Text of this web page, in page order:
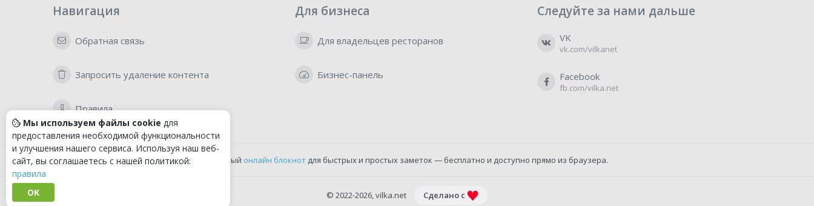
Навигация
Обратная связь
Запросить удаление контента
Правила
Для бизнеса
Для владельцев ресторанов
Бизнес-панель
Следуйте за нами дальше
VK
vk.com/vilkanet
Facebook
fb.com/vilka.net
Удобный онлайн блокнотдля быстрых и простых заметок — бесплатно и доступно прямо из браузера.
© 2022-2026, vilka.net Сделано с
Мы используем файлы cookie для
предоставления необходимой функциональности
и улучшения нашего сервиса. Используя наш веб-
сайт, вы соглашаетесь с нашей политикой:
правила
OK